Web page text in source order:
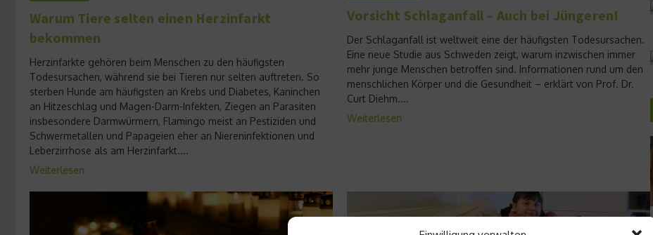
Warum Tiere selten einen Herzinfarkt
bekommen
Herzinfarkte gehören beim Menschen zu den häufigsten
Todesursachen, während sie bei Tieren nur selten auftreten. So
sterben Hunde am häufigsten an Krebs und Diabetes, Kaninchen
an Hitzeschlag und Magen-Darm-Infekten, Ziegen an Parasiten
insbesondere Darmwürmern, Flamingo meist an Pestiziden und
Schwermetallen und Papageien eher an Niereninfektionen und
Leberzirrhose als am Herzinfarkt....
Weiterlesen
Vorsicht Schlaganfall – Auch bei Jüngeren!
Der Schlaganfall ist weltweit eine der häufigsten Todesursachen.
Eine neue Studie aus Schweden zeigt, warum inzwischen immer
mehr junge Menschen betroffen sind. Informationen rund um den
menschlichen Körper und die Gesundheit – erklärt von Prof. Dr.
Curt Diehm....
Weiterlesen